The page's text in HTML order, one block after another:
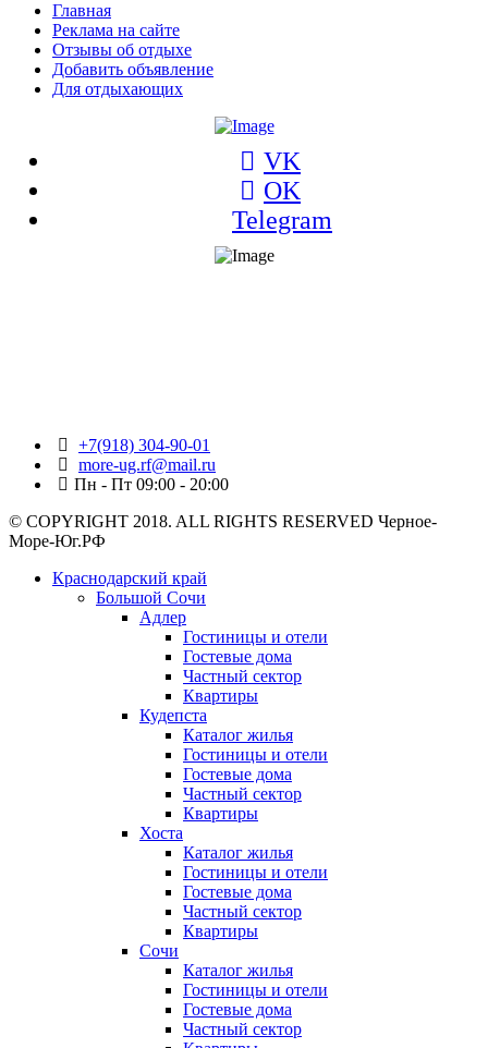
Главная
Реклама на сайте
Отзывы об отдыхе
Добавить объявление
Для отдыхающих
VK
OK
Telegram
+7(918) 304-90-01
more-ug.rf@mail.ru
Пн - Пт 09:00 - 20:00
© COPYRIGHT 2018. ALL RIGHTS RESERVED Черное-
Море-Юг.РФ
Краснодарский край
Большой Сочи
Адлер
Гостиницы и отели
Гостевые дома
Частный сектор
Квартиры
Кудепста
Каталог жилья
Гостиницы и отели
Гостевые дома
Частный сектор
Квартиры
Хоста
Каталог жилья
Гостиницы и отели
Гостевые дома
Частный сектор
Квартиры
Сочи
Каталог жилья
Гостиницы и отели
Гостевые дома
Частный сектор